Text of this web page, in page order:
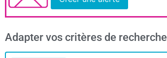
Adapter vos critères de recherche